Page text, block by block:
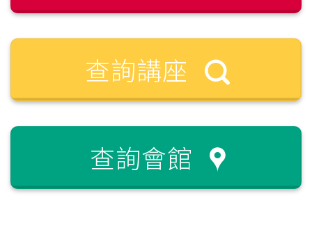
查詢講座
查詢會館